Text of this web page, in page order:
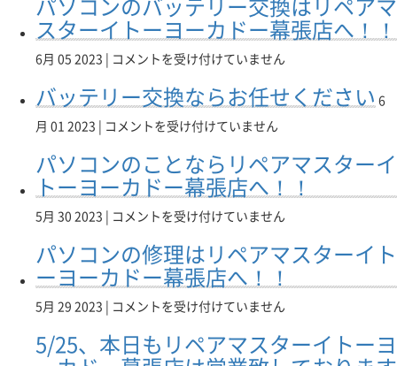
💪
💪
は
り
ま
✨✨
業
致
て
お
り
ま
す
✨✨
は
タ
ー
イ
ト
ー
ヨ
ー
ド
ー
幕
張
店
へ！！
は
リ
ペ
ア
マ
ス
タ
ー
ト
ー
ヨ
ー
ド
ー
幕
張
店
へ！！
は
リ
ー
交
は
リ
ペ
マ
タ
ー
ト
ー
ヨ
ー
ド
ー
の
PC
の
調、
お
気
に
相
談
だ
さ
い！！
は
スターイトーヨーカドー幕張店へ！！
6月 05 2023 | パ
コ
ン
の
ッ
テ
リ
ー
換
は
リ
ペ
マ
ス
コメントを受け付けていません
バッテリー交換ならお任せください 6
月 01 2023 | バ
テ
リ
ー
交
換
な
ら
お
任
せ
く
だ
コメントを受け付けていません
パソコンのことならリペアマスターイ
トーヨーカドー幕張店へ！！
5月 30 2023 | パ
コ
ン
の
こ
な
ら
コメントを受け付けていません
パソコンの修理はリペアマスターイト
ーヨーカドー幕張店へ！！
5月 29 2023 | パ
コ
ン
コメントを受け付けていません
5/25、本日もリペアマスターイトーヨ